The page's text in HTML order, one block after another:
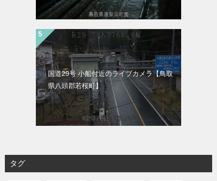
国道29号 小船付近のライブカメラ【鳥取
県八頭郡若桜町】
タグ